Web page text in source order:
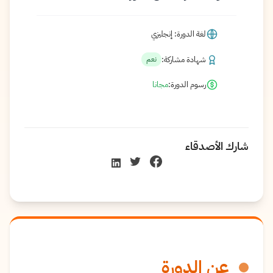
عن الدورة
لغة الدورة: إنجليزي
شهادة مشاركة: نعم
رسوم الدورة:مجانا
شارك الأصدقاء